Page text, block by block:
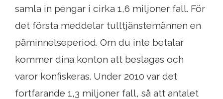
samla in pengar i cirka 1,6 miljoner fall. För
det första meddelar tulltjänstemännen en
påminnelseperiod. Om du inte betalar
kommer dina konton att beslagas och
varor konfiskeras. Under 2010 var det
fortfarande 1,3 miljoner fall, så att antalet